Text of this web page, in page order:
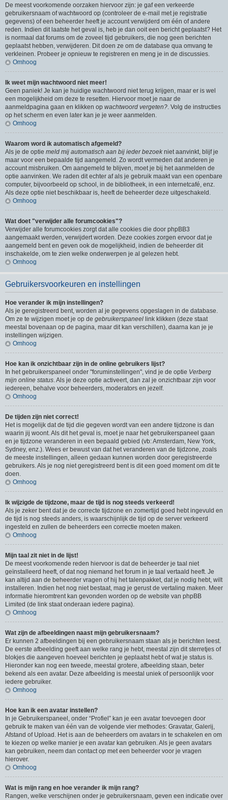
De meest voorkomende oorzaken hiervoor zijn: je gaf een verkeerde
gebruikersnaam of wachtwoord op (controleer de e-mail met je registratie
gegevens) of een beheerder heeft je account verwijderd om één of andere
reden. Indien dit laatste het geval is, heb je dan ooit een bericht geplaatst? Het
is normaal dat forums om de zoveel tijd gebruikers, die nog geen berichten
geplaatst hebben, verwijderen. Dit doen ze om de database qua omvang te
verkleinen. Probeer je opnieuw te registreren en meng je in de discussies.
Omhoog
Ik weet mijn wachtwoord niet meer!
Geen paniek! Je kan je huidige wachtwoord niet terug krijgen, maar er is wel
een mogelijkheid om deze te resetten. Hiervoor moet je naar de
aanmeldpagina gaan en klikken op wachtwoord vergeten?. Volg de instructies
op het scherm en even later kan je je weer aanmelden.
Omhoog
Waarom word ik automatisch afgemeld?
Als je de optie meld mij automatisch aan bij ieder bezoek niet aanvinkt, blijf je
maar voor een bepaalde tijd aangemeld. Zo wordt vermeden dat anderen je
account misbruiken. Om aangemeld te blijven, moet je bij het aanmelden de
optie aanvinken. We raden dit echter af als je gebruik maakt van een openbare
computer, bijvoorbeeld op school, in de bibliotheek, in een internetcafé, enz.
Als deze optie niet beschikbaar is, heeft de beheerder deze uitgeschakeld.
Omhoog
Wat doet "verwijder alle forumcookies"?
Verwijder alle forumcookies zorgt dat alle cookies die door phpBB3
aangemaakt werden, verwijdert worden. Deze cookies zorgen ervoor dat je
aangemeld bent en geven ook de mogelijkheid, indien de beheerder dit
inschakelde, om te zien welke onderwerpen je al gelezen hebt.
Omhoog
Gebruikersvoorkeuren en instellingen
Hoe verander ik mijn instellingen?
Als je geregistreerd bent, worden al je gegevens opgeslagen in de database.
Om ze te wijzigen moet je op de gebruikerspaneel link klikken (deze staat
meestal bovenaan op de pagina, maar dit kan verschillen), daarna kan je je
instellingen wijzigen.
Omhoog
Hoe kan ik onzichtbaar zijn in de online gebruikers lijst?
In het gebruikerspaneel onder "foruminstellingen", vind je de optie Verberg
mijn online status. Als je deze optie activeert, dan zal je onzichtbaar zijn voor
iedereen, behalve voor beheerders, moderators en jezelf.
Omhoog
De tijden zijn niet correct!
Het is mogelijk dat de tijd die gegeven wordt van een andere tijdzone is dan
waarin jij woont. Als dit het geval is, moet je naar het gebruikerspaneel gaan
en je tijdzone veranderen in een bepaald gebied (vb: Amsterdam, New York,
Sydney, enz.). Wees er bewust van dat het veranderen van de tijdzone, zoals
de meeste instellingen, alleen gedaan kunnen worden door geregistreerde
gebruikers. Als je nog niet geregistreerd bent is dit een goed moment om dit te
doen.
Omhoog
Ik wijzigde de tijdzone, maar de tijd is nog steeds verkeerd!
Als je zeker bent dat je de correcte tijdzone en zomertijd goed hebt ingevuld en
de tijd is nog steeds anders, is waarschijnlijk de tijd op de server verkeerd
ingesteld en zullen de beheerders een correctie moeten maken.
Omhoog
Mijn taal zit niet in de lijst!
De meest voorkomende reden hiervoor is dat de beheerder je taal niet
geïnstalleerd heeft, of dat nog niemand het forum in je taal vertaald heeft. Je
kan altijd aan de beheerder vragen of hij het talenpakket, dat je nodig hebt, wilt
installeren. Indien het nog niet bestaat, mag je gerust de vertaling maken. Meer
informatie hieromtrent kan gevonden worden op de website van phpBB
Limited (de link staat onderaan iedere pagina).
Omhoog
Wat zijn de afbeeldingen naast mijn gebruikersnaam?
Er kunnen 2 afbeeldingen bij een gebruikersnaam staan als je berichten leest.
De eerste afbeelding geeft aan welke rang je hebt, meestal zijn dit sterretjes of
blokjes die aangeven hoeveel berichten je geplaatst hebt of wat je status is.
Hieronder kan nog een tweede, meestal grotere, afbeelding staan, beter
bekend als een avatar. Deze afbeelding is meestal uniek of persoonlijk voor
iedere gebruiker.
Omhoog
Hoe kan ik een avatar instellen?
In je Gebruikerspaneel, onder “Profiel” kan je een avatar toevoegen door
gebruik te maken van één van de volgende vier methodes: Gravatar, Galerij,
Afstand of Upload. Het is aan de beheerders om avatars in te schakelen en om
te kiezen op welke manier je een avatar kan gebruiken. Als je geen avatars
kan gebruiken, neem dan contact op met een beheerder voor je vragen
hierover.
Omhoog
Wat is mijn rang en hoe verander ik mijn rang?
Rangen, welke verschijnen onder je gebruikersnaam, geven een indicatie over